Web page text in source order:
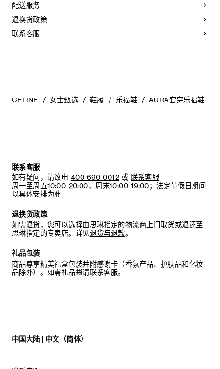
便鞋
皮革内底
皮革外底
意大利制造
编号：365675308C.02WN
泽。为了让您的鞋履历久弥新，我们建议您遵循以下保养方
法：
- 避免接触水、油脂、香水和化妆品。如果鞋子不慎沾湿，请使
用浅色软布将液体擦干。
擦拭皮革，微湿时可擦拭织物面料。
配送服务
退换货政策
联系客服
CELINE 女士甄选 鞋履 乐福鞋 AURA套穿乐福鞋
联系客服
如有疑问，请致电 400 690 0012 或 联系客服
周一至周五10:00-20:00，周末10:00-19:00；法定节假日期间
以具体安排为准
退换货政策
如需退货，您可以选择由思琳指定的物流商上门取货或退还至
思琳指定的专卖店。详见退货与退款。
礼品包装
商品尊享精美礼盒包装并附感谢卡（香氛产品、护肤品和化妆
品除外）。如需礼品袋请联系客服。
中国大陆 | 中文（简体）